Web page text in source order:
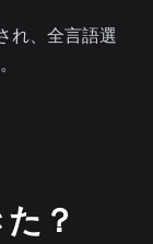
れ、全言語選
？